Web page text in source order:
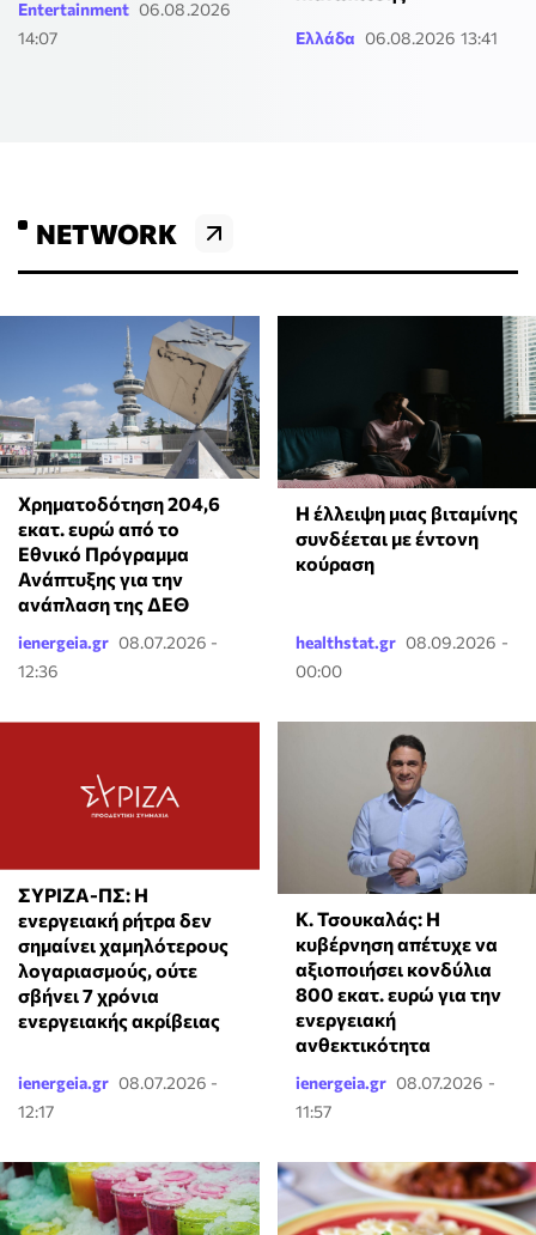
Entertainment 06.08.2026
14:07
Ελλάδα 06.08.2026 13:41
NETWORK
Χρηματοδότηση 204,6
εκατ. ευρώ από το
Εθνικό Πρόγραμμα
Ανάπτυξης για την
ανάπλαση της ΔΕΘ
ienergeia.gr 08.07.2026 -
12:36
⁠Η έλλειψη μιας βιταμίνης
συνδέεται με έντονη
κούραση
healthstat.gr 08.09.2026 -
00:00
ΣΥΡΙΖΑ-ΠΣ: Η
ενεργειακή ρήτρα δεν
σημαίνει χαμηλότερους
λογαριασμούς, ούτε
σβήνει 7 χρόνια
ενεργειακής ακρίβειας
ienergeia.gr 08.07.2026 -
12:17
Κ. Τσουκαλάς: Η
κυβέρνηση απέτυχε να
αξιοποιήσει κονδύλια
800 εκατ. ευρώ για την
ενεργειακή
ανθεκτικότητα
ienergeia.gr 08.07.2026 -
11:57